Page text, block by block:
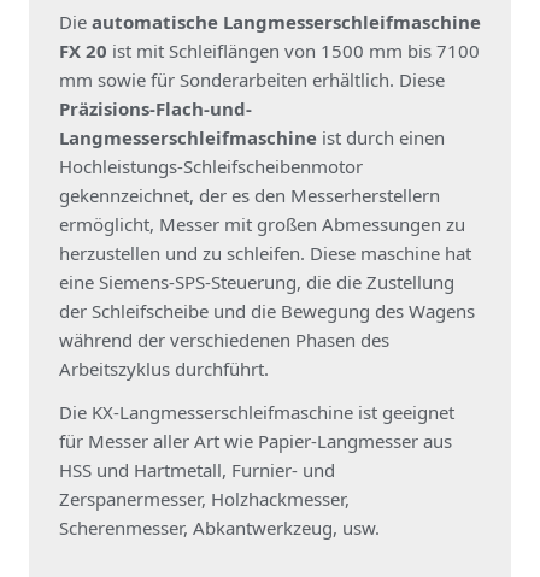
Die automatische Langmesserschleifmaschine
FX 20 ist mit Schleiflängen von 1500 mm bis 7100
mm sowie für Sonderarbeiten erhältlich. Diese
Präzisions-Flach-und-
Langmesserschleifmaschine ist durch einen
Hochleistungs-Schleifscheibenmotor
gekennzeichnet, der es den Messerherstellern
ermöglicht, Messer mit großen Abmessungen zu
herzustellen und zu schleifen. Diese maschine hat
eine Siemens-SPS-Steuerung, die die Zustellung
der Schleifscheibe und die Bewegung des Wagens
während der verschiedenen Phasen des
Arbeitszyklus durchführt.
Die KX-Langmesserschleifmaschine ist geeignet
für Messer aller Art wie Papier-Langmesser aus
HSS und Hartmetall, Furnier- und
Zerspanermesser, Holzhackmesser,
Scherenmesser, Abkantwerkzeug, usw.